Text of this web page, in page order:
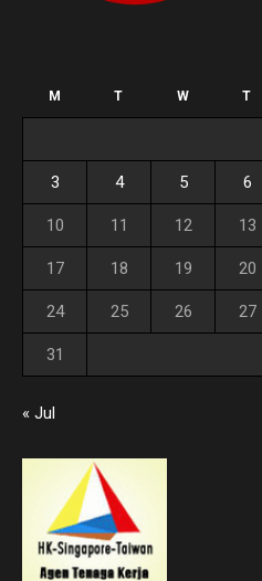
M T W T
3 4 5 6
10 11 12 13
17 18 19 20
24 25 26 27
31
« Jul